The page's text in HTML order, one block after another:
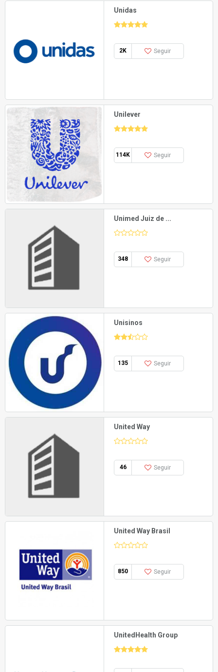
Unidas
2K Seguir
Unilever
114K Seguir
Unimed Juiz de ...
348 Seguir
Unisinos
135 Seguir
United Way
46 Seguir
United Way Brasil
850 Seguir
UnitedHealth Group